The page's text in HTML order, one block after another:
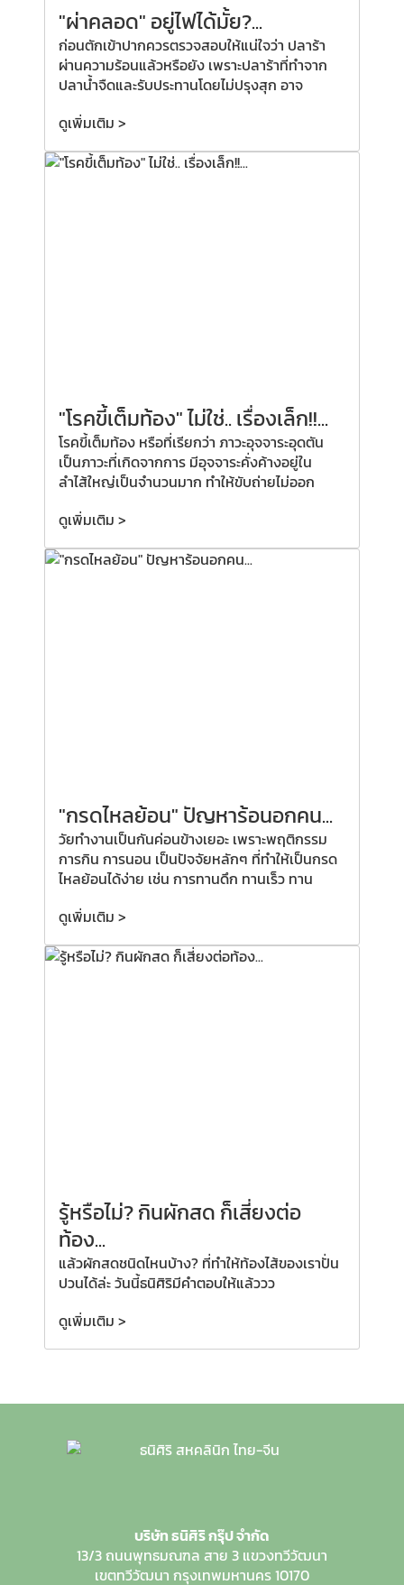
"ผ่าคลอด" อยู่ไฟได้มั้ย?...
ก่อนตักเข้าปากควรตรวจสอบให้แน่ใจว่า ปลาร้า
ผ่านความร้อนแล้วหรือยัง เพราะปลาร้าที่ทำจาก
ปลาน้ำจืดและรับประทานโดยไม่ปรุงสุก อาจ
ดูเพิ่มเติม >
"โรคขี้เต็มท้อง" ไม่ใช่.. เรื่องเล็ก!!...
โรคขี้เต็มท้อง หรือที่เรียกว่า ภาวะอุจจาระอุดตัน
เป็นภาวะที่เกิดจากการ มีอุจจาระคั่งค้างอยู่ใน
ลำไส้ใหญ่เป็นจำนวนมาก ทำให้ขับถ่ายไม่ออก
ดูเพิ่มเติม >
"กรดไหลย้อน" ปัญหาร้อนอกคน...
วัยทำงานเป็นกันค่อนข้างเยอะ เพราะพฤติกรรม
การกิน การนอน เป็นปัจจัยหลักๆ ที่ทำให้เป็นกรด
ไหลย้อนได้ง่าย เช่น การทานดึก ทานเร็ว ทาน
ดูเพิ่มเติม >
รู้หรือไม่? กินผักสด ก็เสี่ยงต่อ
ท้อง...
แล้วผักสดชนิดไหนบ้าง? ที่ทำให้ท้องไส้ของเราปั่น
ปวนได้ล่ะ วันนี้ธนิศิริมีคำตอบให้แล้ววว
ดูเพิ่มเติม >
บริษัท ธนิศิริ กรุ๊ป จำกัด
13/3 ถนนพุทธมณฑล สาย 3 แขวงทวีวัฒนา
เขตทวีวัฒนา กรุงเทพมหานคร 10170